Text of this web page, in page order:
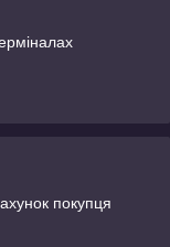
покупця